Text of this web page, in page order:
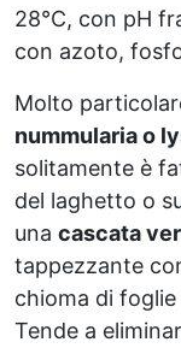
28°C, con pH
con azoto,
Molto
nummularia o
solitamente è
del laghetto o
una cascata
tappezzante
chioma di
Tende a